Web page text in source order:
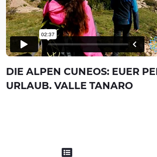
DIE ALPEN CUNEOS: EUER
URLAUB. VALLE TANARO